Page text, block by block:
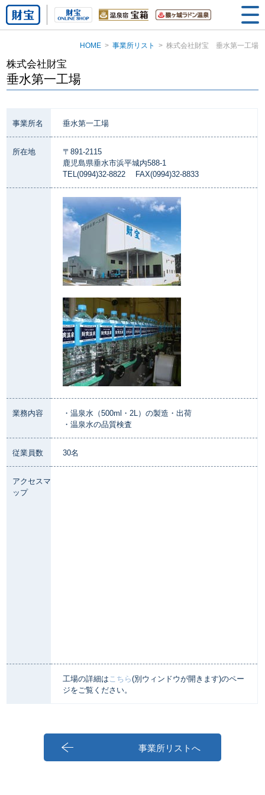
HOME 事業所リスト 株式会社財宝 垂水第一工場
株式会社財宝
垂水第一工場
事業所名 垂水第一工場
所在地
〒891-2115
鹿児島県垂水市浜平城内588-1
TEL(0994)32-8822 FAX(0994)32-8833
業務内容
・温泉水（500ml・2L）の製造・出荷
・温泉水の品質検査
従業員数 30名
アクセスマ
ップ
工場の詳細はこちら(別ウィンドウが開きます)のペー
ジをご覧ください。
事業所リストへ